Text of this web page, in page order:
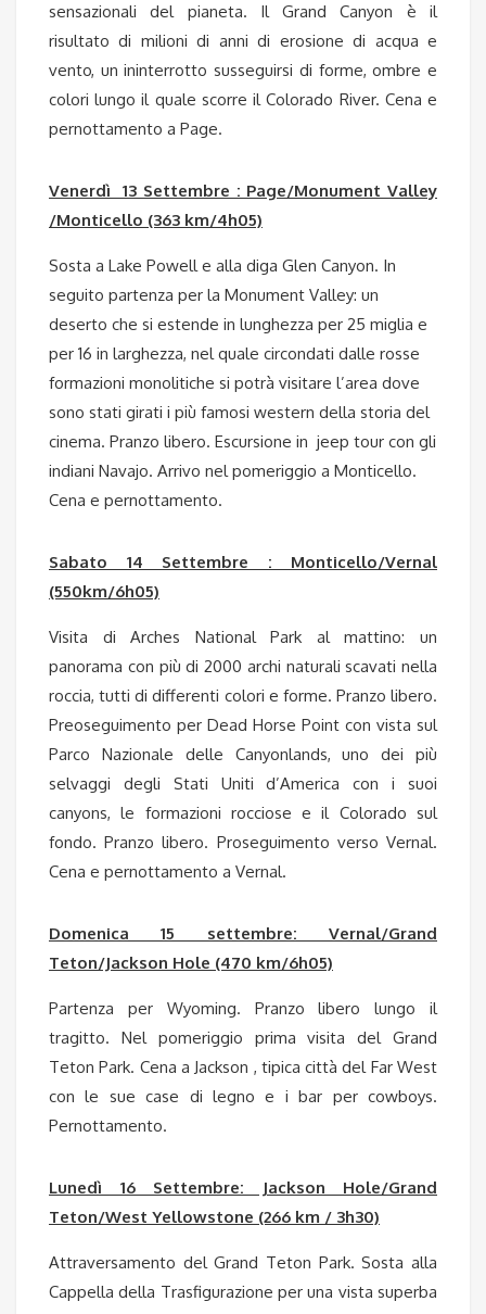
sensazionali del pianeta. Il Grand Canyon è il
risultato di milioni di anni di erosione di acqua e
vento, un ininterrotto susseguirsi di forme, ombre e
colori lungo il quale scorre il Colorado River. Cena e
pernottamento a Page.
Venerdì 13 Settembre : Page/Monument Valley
/Monticello (363 km/4h05)
Sosta a Lake Powell e alla diga Glen Canyon. In
seguito partenza per la Monument Valley: un
deserto che si estende in lunghezza per 25 miglia e
per 16 in larghezza, nel quale circondati dalle rosse
formazioni monolitiche si potrà visitare l’area dove
sono stati girati i più famosi western della storia del
cinema. Pranzo libero. Escursione in jeep tour con gli
indiani Navajo. Arrivo nel pomeriggio a Monticello.
Cena e pernottamento.
Sabato 14 Settembre : Monticello/Vernal
(550km/6h05)
Visita di Arches National Park al mattino: un
panorama con più di 2000 archi naturali scavati nella
roccia, tutti di differenti colori e forme. Pranzo libero.
Preoseguimento per Dead Horse Point con vista sul
Parco Nazionale delle Canyonlands, uno dei più
selvaggi degli Stati Uniti d’America con i suoi
canyons, le formazioni rocciose e il Colorado sul
fondo. Pranzo libero. Proseguimento verso Vernal.
Cena e pernottamento a Vernal.
Domenica 15 settembre: Vernal/Grand
Teton/Jackson Hole (470 km/6h05)
Partenza per Wyoming. Pranzo libero lungo il
tragitto. Nel pomeriggio prima visita del Grand
Teton Park. Cena a Jackson , tipica città del Far West
con le sue case di legno e i bar per cowboys.
Pernottamento.
Lunedì 16 Settembre: Jackson Hole/Grand
Teton/West Yellowstone (266 km / 3h30)
Attraversamento del Grand Teton Park. Sosta alla
Cappella della Trasfigurazione per una vista superba